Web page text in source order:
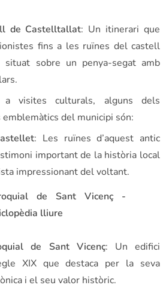
de Castelltallat: Un itinerari que
fins a les ruïnes del castell
sobre un penya-segat amb
visites culturals, alguns dels
del municipi són:
: Les ruïnes d’aquest antic
important de la història local
impressionant del voltant.
de Sant Vicenç: Un edifici
XIX que destaca per la seva
i el seu valor històric.